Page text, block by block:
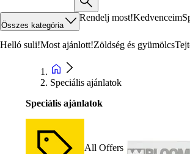
Összes kategória
Rendelj most!Kedvenceim
Helló suli!Most ajánlott!Zöldség és gyümölcs
Speciális ajánlatok
Speciális ajánlatok
All Offers